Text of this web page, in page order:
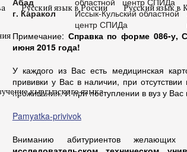
Русский язык в России Русский язык в
кыргызского языка
г. Каракол
Иссык-Кульский областной
центр СПИДа
Примечание: Справка по форме 086-у,
июня 2015 года!
У каждого из Вас есть медицинская
прививки у Вас в наличии, при
проживания. И при поступлении в вуз у
Pamyatka-privivok
Вниманию абитуриентов